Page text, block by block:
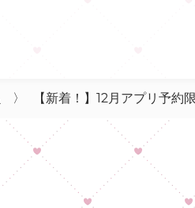
〉 【新着！】12月アプリ予約